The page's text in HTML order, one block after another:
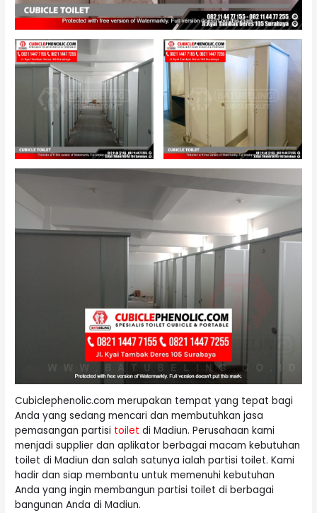
Cubiclephenolic.com merupakan tempat yang tepat bagi
Anda yang sedang mencari dan membutuhkan jasa
pemasangan partisi toilet di Madiun. Perusahaan kami
menjadi supplier dan aplikator berbagai macam kebutuhan
toilet di Madiun dan salah satunya ialah partisi toilet. Kami
hadir dan siap membantu untuk memenuhi kebutuhan
Anda yang ingin membangun partisi toilet di berbagai
bangunan Anda di Madiun.